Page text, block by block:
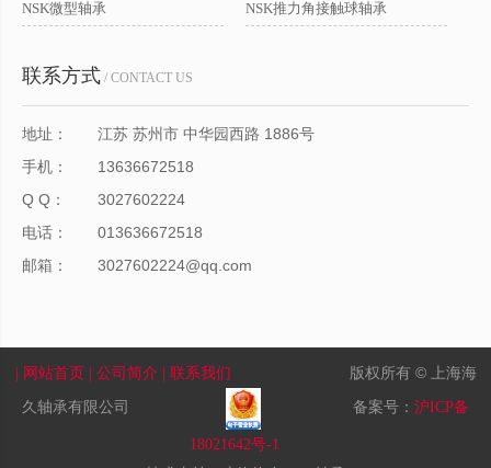
NSK微型轴承 NSK推力角接触球轴承
联系方式 / CONTACT US
地址：
江苏 苏州市 中华园西路 1886号
手机：
13636672518
Q Q：
3027602224
电话：
013636672518
邮箱：
3027602224@qq.com
| 网站首页 | 公司简介 | 联系我们
版权所有 © 上海海
久轴承有限公司
备案号： 沪ICP备
18021642号-1